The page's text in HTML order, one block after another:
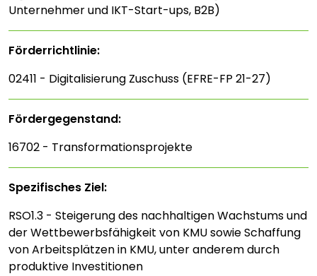
Unternehmer und IKT-Start-ups, B2B)
Förderrichtlinie:
02411 - Digitalisierung Zuschuss (EFRE-FP 21-27)
Fördergegenstand:
16702 - Transformationsprojekte
Spezifisches Ziel:
RSO1.3 - Steigerung des nachhaltigen Wachstums und
der Wettbewerbsfähigkeit von KMU sowie Schaffung
von Arbeitsplätzen in KMU, unter anderem durch
produktive Investitionen